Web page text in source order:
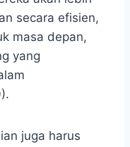
secara efisien,
masa depan,
yang
juga harus